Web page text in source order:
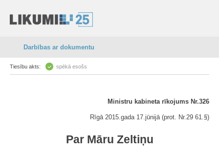
Darbības ar dokumentu
Tiesību akts: spēkā esošs
Ministru kabineta rīkojums Nr.326
Rīgā 2015.gada 17.jūnijā (prot. Nr.29 61.§)
Par Māru Zeltiņu